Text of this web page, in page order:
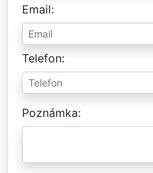
Email
Telefon
Poznámka